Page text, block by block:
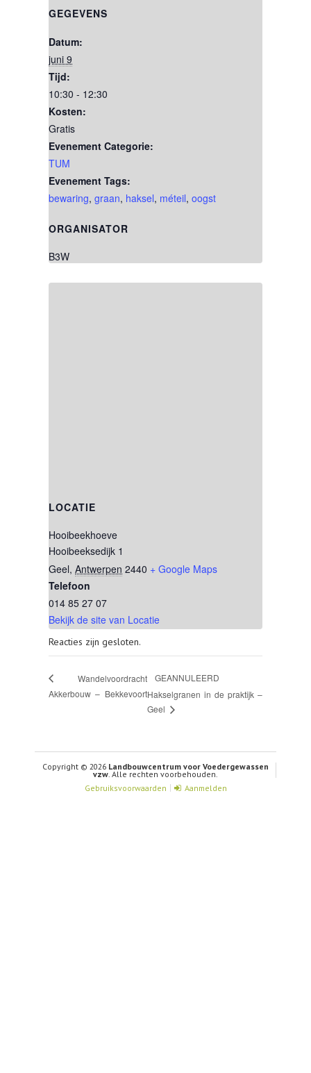
GEGEVENS
Datum:
juni 9
Tijd:
10:30 - 12:30
Kosten:
Gratis
Evenement Categorie:
TUM
Evenement Tags:
bewaring, graan, haksel, méteil, oogst
ORGANISATOR
B3W
LOCATIE
Hooibeekhoeve
Hooibeeksedijk 1
Geel, Antwerpen 2440 + Google Maps
Telefoon
014 85 27 07
Bekijk de site van Locatie
Reacties zijn gesloten.
Wandelvoordracht
Akkerbouw – Bekkevoort
GEANNULEERD
Hakselgranen in de praktijk –
Geel
Copyright © 2026 Landbouwcentrum voor Voedergewassen
vzw. Alle rechten voorbehouden.
Gebruiksvoorwaarden
Aanmelden